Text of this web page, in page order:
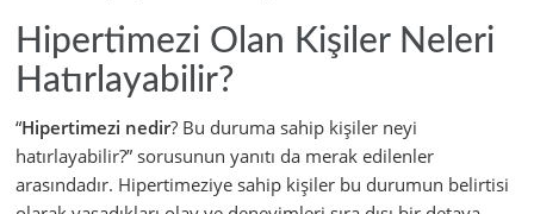
Hipertimezi Olan Kişiler Neleri
Hatırlayabilir?
“Hipertimezi nedir? Bu duruma sahip kişiler neyi
hatırlayabilir?” sorusunun yanıtı da merak edilenler
arasındadır. Hipertimeziye sahip kişiler bu durumun belirtisi